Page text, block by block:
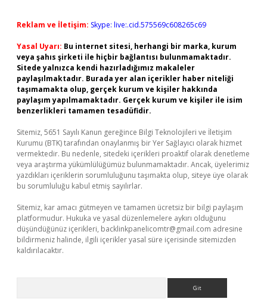
Reklam ve İletişim: Skype: live:.cid.575569c608265c69
Yasal Uyarı: Bu internet sitesi, herhangi bir marka, kurum
veya şahıs şirketi ile hiçbir bağlantısı bulunmamaktadır.
Sitede yalnızca kendi hazırladığımız makaleler
paylaşılmaktadır. Burada yer alan içerikler haber niteliği
taşımamakta olup, gerçek kurum ve kişiler hakkında
paylaşım yapılmamaktadır. Gerçek kurum ve kişiler ile isim
benzerlikleri tamamen tesadüfidir.
Sitemiz, 5651 Sayılı Kanun gereğince Bilgi Teknolojileri ve İletişim
Kurumu (BTK) tarafından onaylanmış bir Yer Sağlayıcı olarak hizmet
vermektedir. Bu nedenle, sitedeki içerikleri proaktif olarak denetleme
veya araştırma yükümlülüğümüz bulunmamaktadır. Ancak, üyelerimiz
yazdıkları içeriklerin sorumluluğunu taşımakta olup, siteye üye olarak
bu sorumluluğu kabul etmiş sayılırlar.
Sitemiz, kar amacı gütmeyen ve tamamen ücretsiz bir bilgi paylaşım
platformudur. Hukuka ve yasal düzenlemelere aykırı olduğunu
düşündüğünüz içerikleri, backlinkpanelicomtr@gmail.com adresine
bildirmeniz halinde, ilgili içerikler yasal süre içerisinde sitemizden
kaldırılacaktır.